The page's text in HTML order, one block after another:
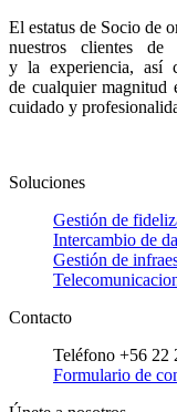
El estatus de Socio de
nuestros clientes de
y la experiencia, así
de cualquier
cuidado y
Soluciones
Gestión de
Intercambio de
Gestión de
Contacto
Teléfono +56 22
Formulario de